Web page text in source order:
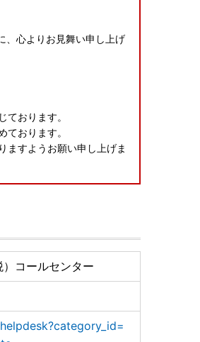
、心よりお見舞い申し上げ
おります。
おります。
ますようお願い申し上げま
コールセンター